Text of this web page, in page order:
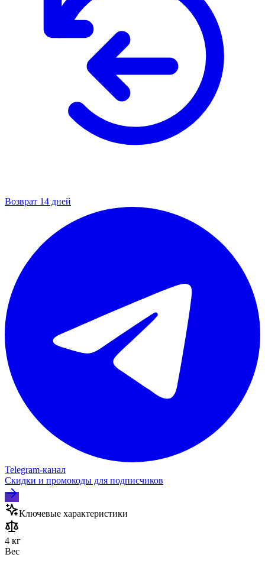
Возврат 14 дней
Telegram‑канал
Скидки и промокоды для подписчиков
Ключевые характеристики
4 кг
Вес